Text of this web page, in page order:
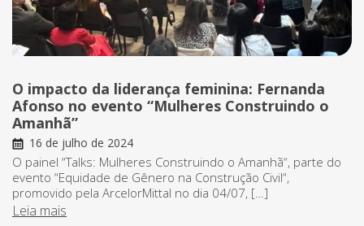
O impacto da liderança feminina: Fernanda
Afonso no evento “Mulheres Construindo o
Amanhã”
16 de julho de 2024
O painel “Talks: Mulheres Construindo o Amanhã“, parte do
evento “Equidade de Gênero na Construção Civil“,
promovido pela ArcelorMittal no dia 04/07, […]
Leia mais